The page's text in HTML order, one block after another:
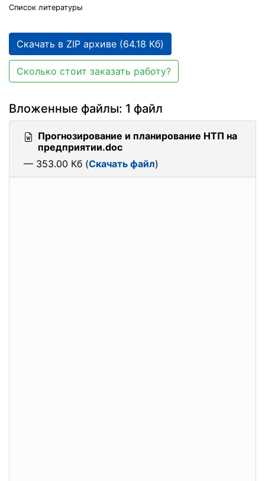
Список литературы
Скачать в ZIP архиве (64.18 Кб)
Сколько стоит заказать работу?
Вложенные файлы: 1 файл
Прогнозирование и планирование НТП на
предприятии.doc
— 353.00 Кб (Скачать файл)